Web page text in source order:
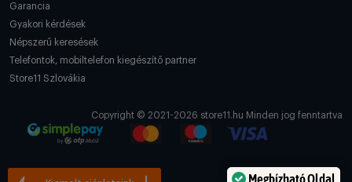
Garancia
Gyakori kérdések
Népszerű keresések
Telefontok, mobiltelefon kiegészítő partner
Store11 Szlovákia
Copyright © 2021-2026 store11.hu Minden jog fenntartva
Megbízható Oldal